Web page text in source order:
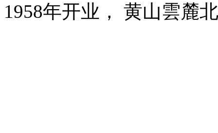
1958年开业， 黄山雲